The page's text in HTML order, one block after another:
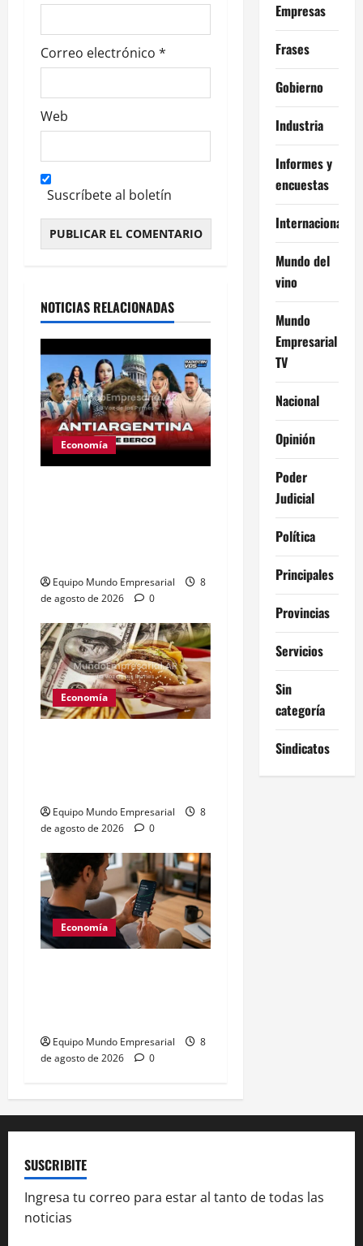
Correo electrónico *
Web
Suscríbete al boletín
NOTICIAS RELACIONADAS
Economía
Equipo Mundo Empresarial
8
de agosto de 2026
0
Economía
Equipo Mundo Empresarial
8
de agosto de 2026
0
Economía
Equipo Mundo Empresarial
8
de agosto de 2026
0
Empresas
Frases
Gobierno
Industria
Informes y
encuestas
Internacional
Mundo del
vino
Mundo
Empresarial
TV
Nacional
Opinión
Poder
Judicial
Política
Principales
Provincias
Servicios
Sin
categoría
Sindicatos
SUSCRIBITE
Ingresa tu correo para estar al tanto de todas las
noticias